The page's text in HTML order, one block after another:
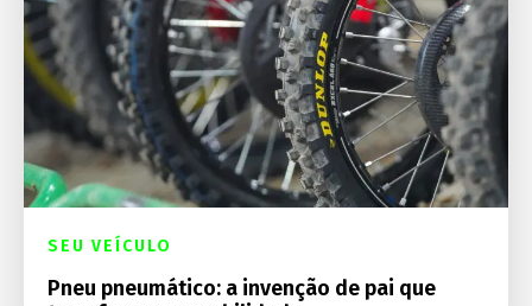
SEU VEÍCULO
Pneu pneumático: a invenção de pai que